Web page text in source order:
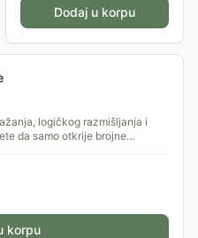
Dodaj u korpu
logičkog razmišljanja i
da samo otkrije brojne
korpu